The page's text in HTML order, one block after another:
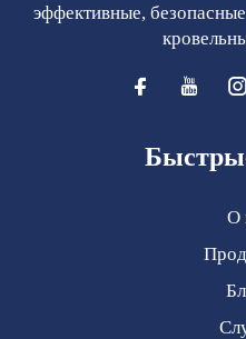
эффективные,
О